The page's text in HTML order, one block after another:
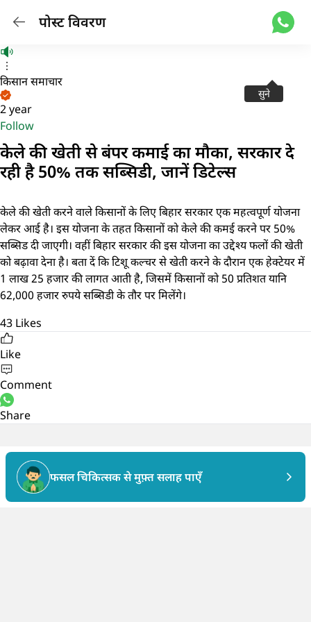
पोस्ट विवरण
सुने
किसान समाचार
2 year
Follow
केले की खेती से बंपर कमाई का मौका, सरकार दे
रही है 50% तक सब्सिडी, जानें डिटेल्स
केले की खेती करने वाले किसानों के लिए बिहार सरकार एक महत्वपूर्ण योजना
लेकर आई है। इस योजना के तहत किसानों को केले की कमई करने पर 50%
सब्सिड दी जाएगी। वहीं बिहार सरकार की इस योजना का उद्देश्य फलों की खेती
को बढ़ावा देना है। बता दें कि टिशू कल्चर से खेती करने के दौरान एक हेक्टेयर में
1 लाख 25 हजार की लागत आती है, जिसमें किसानों को 50 प्रतिशत यानि
62,000 हजार रुपये सब्सिडी के तौर पर मिलेंगे।
43 Likes
Like
Comment
Share
फसल चिकित्सक से मुफ़्त सलाह पाएँ